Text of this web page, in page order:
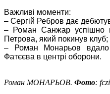
Важливі моменти:
– Сергій Ребров дає
– Роман Санжар успішно
Петрова, який покинув клуб;
– Роман Монарьов вдало
Фатєєва в центрі оборони.
Роман МОНАРЬОВ. Фото: